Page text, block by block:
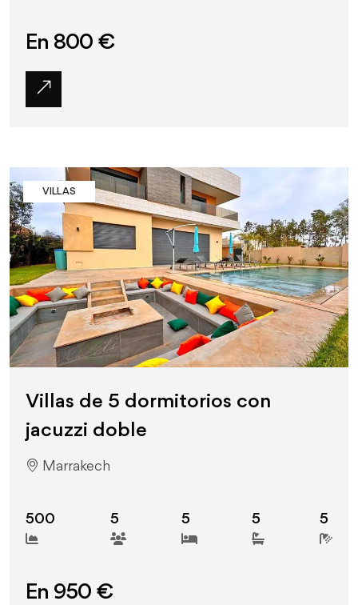
En 800 €
VILLAS
Villas de 5 dormitorios con
jacuzzi doble
Marrakech
500 5 5 5 5
En 950 €